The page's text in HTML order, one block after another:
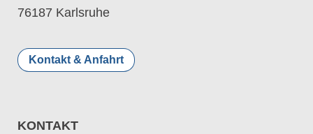
76187 Karlsruhe
Kontakt & Anfahrt
KONTAKT